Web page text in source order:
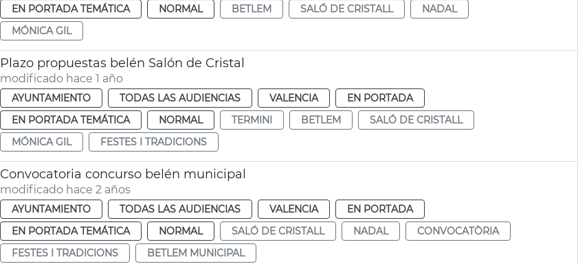
EN PORTADA TEMÁTICA
NORMAL BETLEM SALÓ DE CRISTALL
NADAL
MÓNICA GIL
Plazo propuestas belén Salón de Cristal
modificado hace 1 año
AYUNTAMIENTO TODAS LAS AUDIENCIAS VALENCIA
EN PORTADA
EN PORTADA TEMÁTICA
NORMAL TERMINI BETLEM
SALÓ DE CRISTALL
MÓNICA GIL
FESTES I TRADICIONS
Convocatoria concurso belén municipal
modificado hace 2 años
AYUNTAMIENTO TODAS LAS AUDIENCIAS VALENCIA
EN PORTADA
EN PORTADA TEMÁTICA
NORMAL SALÓ DE CRISTALL NADAL
CONVOCATÒRIA
FESTES I TRADICIONS
BETLEM MUNICIPAL